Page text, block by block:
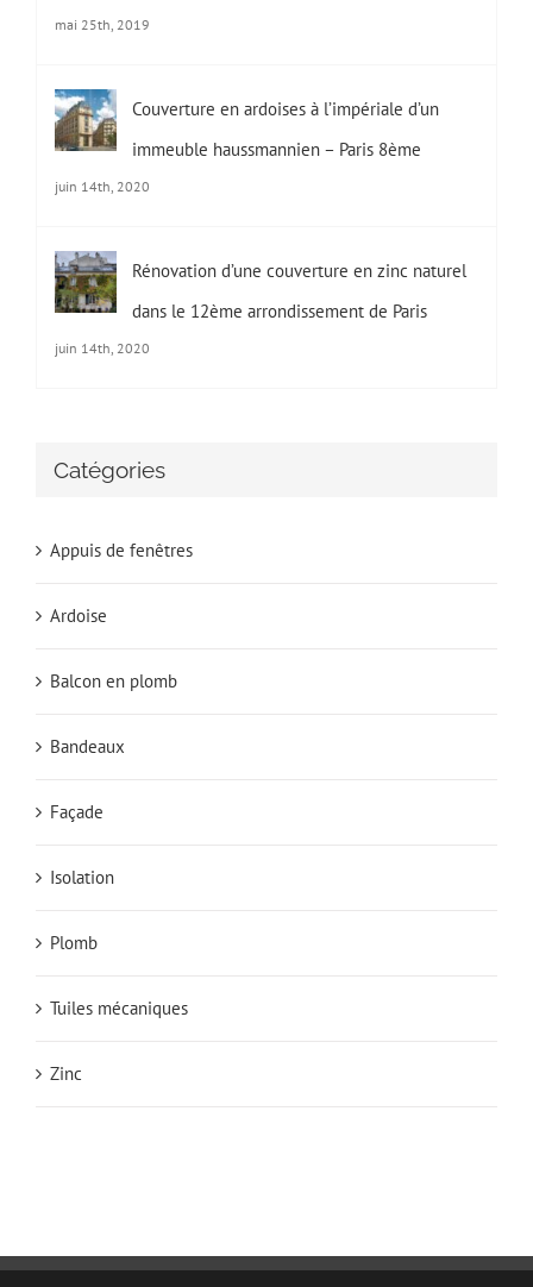
mai 25th, 2019
Couverture en ardoises à l’impériale d’un
immeuble haussmannien – Paris 8ème
juin 14th, 2020
Rénovation d’une couverture en zinc naturel
dans le 12ème arrondissement de Paris
juin 14th, 2020
Catégories
Appuis de fenêtres
Ardoise
Balcon en plomb
Bandeaux
Façade
Isolation
Plomb
Tuiles mécaniques
Zinc